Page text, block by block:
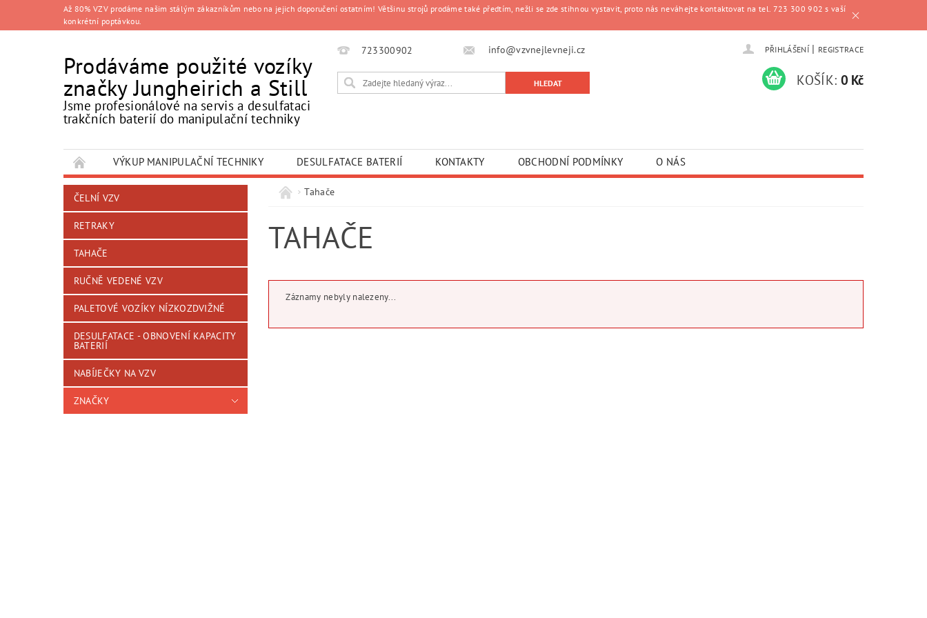
Až 80% VZV prodáme našim stálým zákazníkům nebo na jejich doporučení ostatním! Většinu strojů prodáme také předtím, nežli se zde stihnou vystavit, proto nás neváhejte kontaktovat na tel. 723 300 902 s vaší
konkrétní poptávkou.
Prodáváme použité vozíky
značky Jungheirich a Still
Jsme profesionálové na servis a desulfataci
trakčních baterií do manipulační techniky
723300902 info@vzvnejlevneji.cz PŘIHLÁŠENÍ | REGISTRACE
KOŠÍK: 0 Kč
VÝKUP MANIPULAČNÍ TECHNIKY DESULFATACE BATERIÍ KONTAKTY OBCHODNÍ PODMÍNKY O NÁS
ČELNÍ VZV
RETRAKY
TAHAČE
RUČNĚ VEDENÉ VZV
PALETOVÉ VOZÍKY NÍZKOZDVIŽNÉ
DESULFATACE - OBNOVENÍ KAPACITY
BATERIÍ
NABÍJEČKY NA VZV
ZNAČKY
Tahače
TAHAČE
Záznamy nebyly nalezeny...